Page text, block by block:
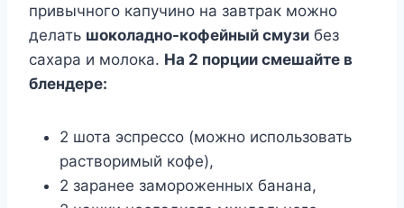
привычного капучино на завтрак можно
делать шоколадно-кофейный смузи без
сахара и молока. На 2 порции смешайте в
блендере:
2 шота эспрессо (можно использовать
растворимый кофе),
2 заранее замороженных банана,